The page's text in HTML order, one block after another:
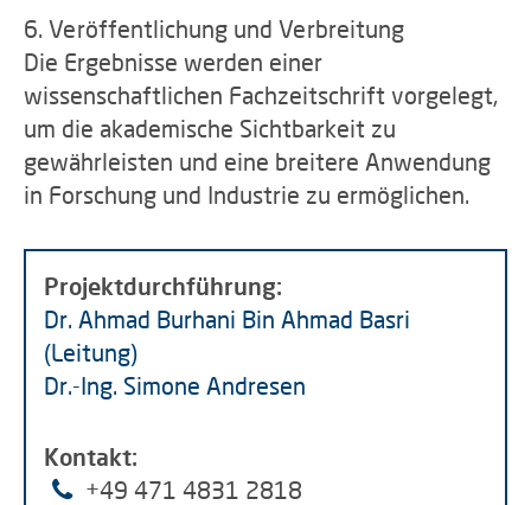
6. Veröffentlichung und Verbreitung
Die Ergebnisse werden einer
wissenschaftlichen Fachzeitschrift vorgelegt,
um die akademische Sichtbarkeit zu
gewährleisten und eine breitere Anwendung
in Forschung und Industrie zu ermöglichen.
Projektdurchführung:
Dr. Ahmad Burhani Bin Ahmad Basri
(Leitung)
Dr.-Ing. Simone Andresen
Kontakt:
+49 471 4831 2818